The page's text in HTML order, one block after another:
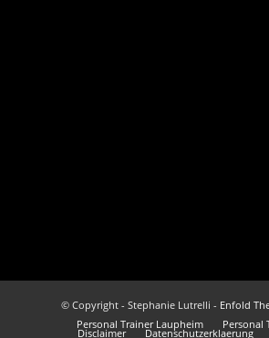
© Copyright - Stephanie Lutrelli - Enfold
Personal Trainer Laupheim
Personal
Disclaimer Datenschutzerklaerung